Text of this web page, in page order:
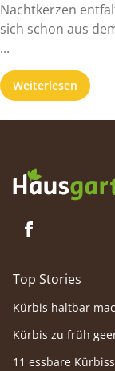
Nachtkerzen
sich schon aus
...
Weiterlesen
Top Stories
Kürbis haltbar
Kürbis zu früh
11 essbare